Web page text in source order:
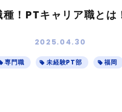
種！PTキャリア職とは
2025.04.30
専門職 未経験PT部 福岡